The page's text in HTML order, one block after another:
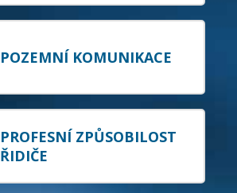
POZEMNÍ KOMUNIKACE
PROFESNÍ ZPŮSOBILOST
ŘIDIČE